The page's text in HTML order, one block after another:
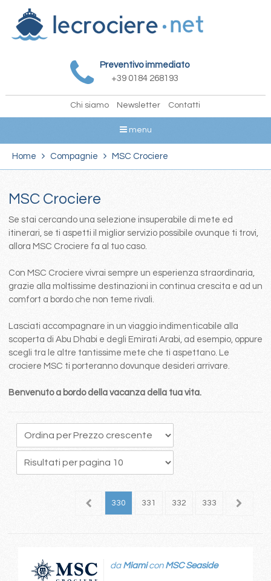
Preventivo immediato
+39 0184 268193
Chi siamo Newsletter Contatti
menu
Home Compagnie MSC Crociere
MSC Crociere
Se stai cercando una selezione insuperabile di mete ed
itinerari, se ti aspetti il miglior servizio possibile ovunque ti trovi,
allora MSC Crociere fa al tuo caso.
Con MSC Crociere vivrai sempre un esperienza straordinaria,
grazie alla moltissime destinazioni in continua crescita e ad un
comfort a bordo che non teme rivali.
Lasciati accompagnare in un viaggio indimenticabile alla
scoperta di Abu Dhabi e degli Emirati Arabi, ad esempio, oppure
scegli tra le altre tantissime mete che ti aspettano. Le
crociere MSC ti porteranno dovunque desideri arrivare.
Benvenuto a bordo della vacanza della tua vita.
329 330 331 332 333 334
da Miamicon MSC Seaside